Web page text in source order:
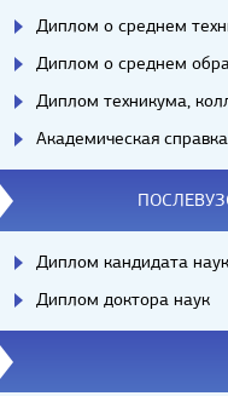
Диплом о среднем
Диплом о среднем
Диплом техникума,
Академическая справка
Диплом кандидата наук
Диплом доктора наук